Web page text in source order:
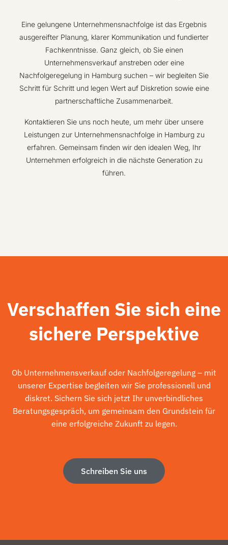
Eine gelungene Unternehmensnachfolge ist das Ergebnis
ausgereifter Planung, klarer Kommunikation und fundierter
Fachkenntnisse. Ganz gleich, ob Sie einen
Unternehmensverkaufanstreben oder eine
Nachfolgeregelung in Hamburg suchen – wir begleiten Sie
Schritt für Schritt und legen Wert auf Diskretion sowie eine
partnerschaftliche Zusammenarbeit.
Kontaktieren Sie uns noch heute, um mehr über unsere
Leistungen zur Unternehmensnachfolge in Hamburg zu
erfahren. Gemeinsam finden wir den idealen Weg, Ihr
Unternehmen erfolgreich in die nächste Generation zu
führen.
Verschaffen Sie sich eine
sichere Perspektive
Ob Unternehmensverkauf oder Nachfolgeregelung – mit
unserer Expertise begleiten wir Sie professionell und
diskret. Sichern Sie sich jetzt Ihr unverbindliches
Beratungsgespräch, um gemeinsam den Grundstein für
eine erfolgreiche Zukunft zu legen.
Schreiben Sie uns